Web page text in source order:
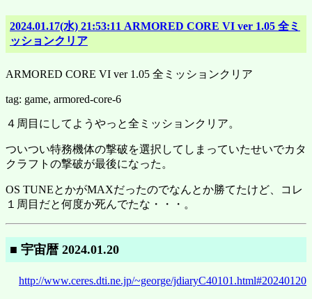
2024.01.17(水) 21:53:11 ARMORED CORE VI ver 1.05 全ミ
ッションクリア
ARMORED CORE VI ver 1.05 全ミッションクリア
tag: game, armored-core-6
４周目にしてようやっと全ミッションクリア。
ついつい特務機体の撃破を選択してしまっていたせいでカタ
クラフトの撃破が最後になった。
OS TUNEとかがMAXだったのでなんとか勝てたけど、コレ
１周目だと何度か死んでたな・・・。
■ 宇宙暦 2024.01.20
http://www.ceres.dti.ne.jp/~george/jdiaryC40101.html#20240120